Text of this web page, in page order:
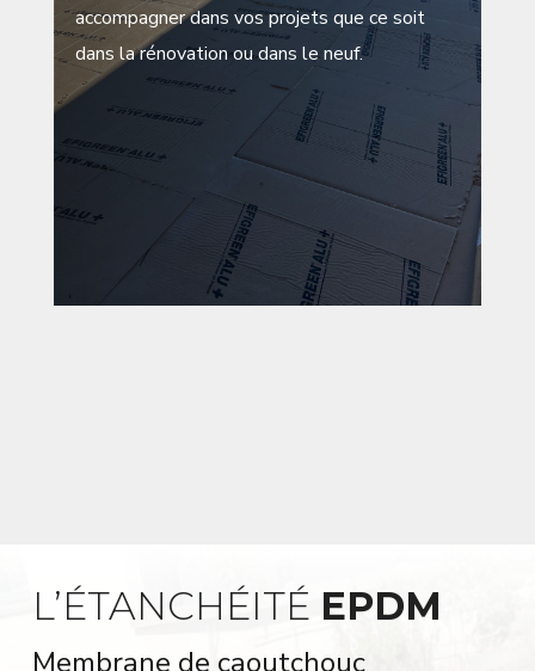
accompagner dans vos projets que ce soit
dans la rénovation ou dans le neuf.
L’ÉTANCHÉITÉ EPDM
Membrane de caoutchouc